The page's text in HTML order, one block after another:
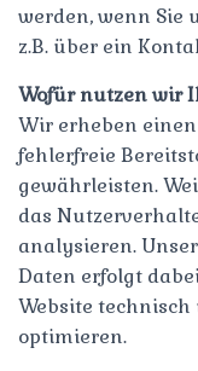
werden, wenn
z.B. über ein
Wofür nutzen wir
Wir erheben
fehlerfreie
gewährleisten.
das
analysieren.
Daten erfolgt
Website
optimieren.